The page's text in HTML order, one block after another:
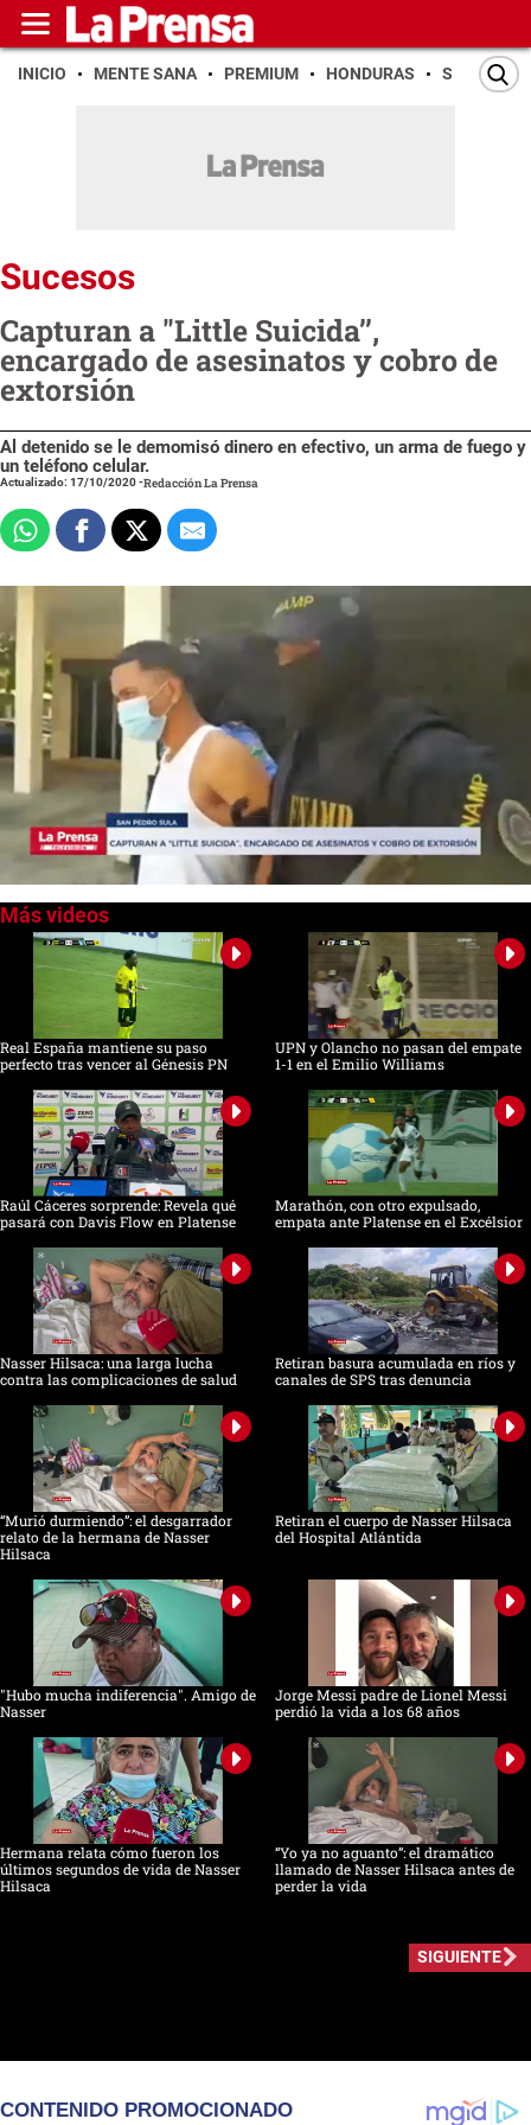
INICIO MENTE SANA PREMIUM HONDURAS SAN PEDRO
Sucesos
Capturan a "Little Suicida’’,
encargado de asesinatos y cobro de
extorsión
Al detenido se le demomisó dinero en efectivo, un arma de fuego y
un teléfono celular.
Actualizado: 17/10/2020-Redacción La Prensa
of
seconds
Real España mantiene su paso
perfecto tras vencer al Génesis PN
UPN y Olancho no pasan del empate
1-1 en el Emilio Williams
Raúl Cáceres sorprende: Revela qué
pasará con Davis Flow en Platense
Marathón, con otro expulsado,
empata ante Platense en el Excélsior
Nasser Hilsaca: una larga lucha
contra las complicaciones de salud
Retiran basura acumulada en ríos y
canales de SPS tras denuncia
“Murió durmiendo”: el desgarrador
relato de la hermana de Nasser
Hilsaca
Retiran el cuerpo de Nasser Hilsaca
del Hospital Atlántida
"Hubo mucha indiferencia". Amigo de
Nasser
Jorge Messi padre de Lionel Messi
perdió la vida a los 68 años
Hermana relata cómo fueron los
últimos segundos de vida de Nasser
Hilsaca
“Yo ya no aguanto”: el dramático
llamado de Nasser Hilsaca antes de
perder la vida
SIGUIENTE
CONTENIDO PROMOCIONADO